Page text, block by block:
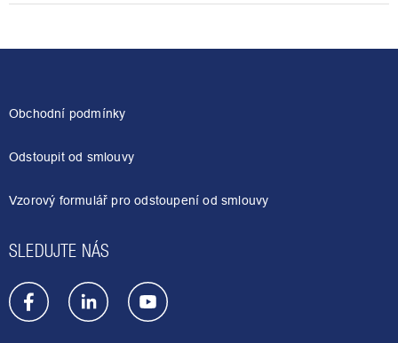
Obchodní podmínky
Odstoupit od smlouvy
Vzorový formulář pro odstoupení od smlouvy
SLEDUJTE NÁS